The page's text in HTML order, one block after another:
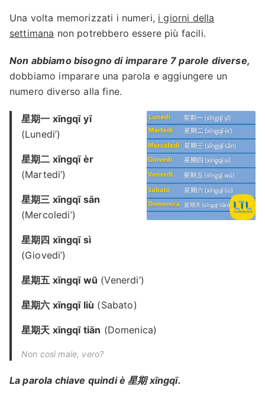
Una volta memorizzati i numeri, i giorni della
settimana non potrebbero essere più facili.
Non abbiamo bisogno di imparare 7 parole diverse,
dobbiamo imparare una parola e aggiungere un
numero diverso alla fine.
星期一 xīngqī yī
(Lunedi’)
星期二 xīngqī èr
(Martedi’)
星期三 xīngqī sān
(Mercoledi’)
星期四 xīngqī sì
(Giovedi’)
星期五 xīngqī wŭ (Venerdi’)
星期六 xīngqī liù (Sabato)
星期天 xīngqī tiān (Domenica)
Non così male, vero?
La parola chiave quindi è 星期 xīngqī.